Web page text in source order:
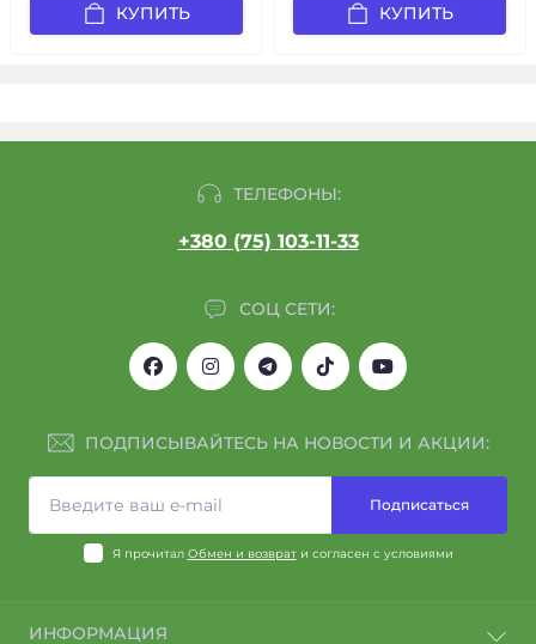
КУПИТЬ КУПИТЬ
ТЕЛЕФОНЫ:
+380 (75) 103-11-33
СОЦ СЕТИ:
ПОДПИСЫВАЙТЕСЬ НА НОВОСТИ И АКЦИИ:
Подписаться
Я прочитал Обмен и возврати согласен с условиями
ИНФОРМАЦИЯ